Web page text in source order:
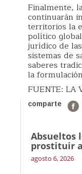
Finalmente,
continuarán
territorios la
político
jurídico de
sistemas de
saberes
la
FUENTE: LA
comparte
Absueltos
prostituir
agosto 6, 2026